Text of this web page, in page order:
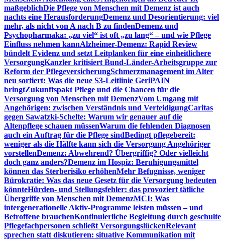
maßgeblichDie Pflege von Menschen mit Demenz ist auch
nachts eine HerausforderungDemenz und Desorientierung: viel
mehr, als nicht von A nach B zu findenDemenz und
Psychopharmaka: „zu viel“ ist oft „zu lang“ – und wie Pflege
Einfluss nehmen kannAlzheimer-Demenz: Rapid Review
bündelt Evidenz und setzt Leitplanken für eine einheitlichere
VersorgungKanzler kritisiert Bund-Länder-Arbeitsgruppe zur
Reform der PflegeversicherungSchmerzmanagement im Alter
neu sortiert: Was die neue S3-Leitlinie GeriPAIN
bringtZukunftspakt Pflege und die Chancen für die
Versorgung von Menschen mit DemenzVom Umgang mit
Angehörigen: zwischen Verständnis und VerteidigungCaritas
gegen Sawatzki-Schelte: Warum wir genauer auf die
Altenpflege schauen müssenWarum die fehlenden Diagnosen
auch ein Auftrag für die Pflege sindBedingt pflegebereit:
weniger als die Hälfte kann sich die Versorgung Angehöriger
vorstellenDemenz: Abwehrend? Übergriffig? Oder vielleicht
doch ganz anders?Demenz im Hospiz: Beruhigungsmittel
können das Sterberisiko erhöhenMehr Befugnisse, weniger
Bürokratie: Was das neue Gesetz für die Versorgung bedeuten
könnteHürden- und Stellungsfehler: das provoziert tätliche
Übergriffe von Menschen mit DemenzMCI: Was
intergenerationelle Aktiv-Programme leisten müssen – und
Betroffene brauchenKontinuierliche Begleitung durch geschulte
Pflegefachpersonen schließt VersorgungslückenRelevant
sprechen statt diskutieren: situative Kommunikation mit